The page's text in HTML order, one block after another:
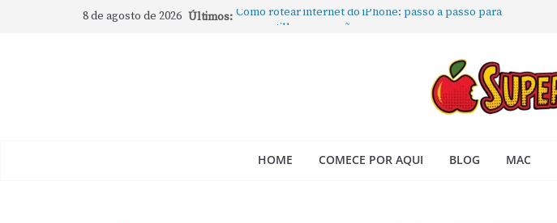
8 de agosto de 2026 Últimos: Como rotear internet do iPhone: passo a passo para
Como Usar os Cantos de Acesso Rápido no Mac
Como fechar rapidamente todas as janelas ou aplicativos
Como gravar tela do MacBook: passo a passo simples
HOME COMECE POR AQUI BLOG MAC